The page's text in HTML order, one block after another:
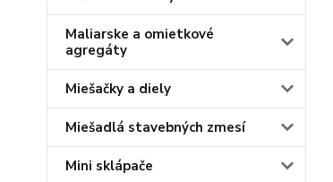
Maliarske a omietkové
agregáty
Miešačky a diely
Miešadlá stavebných zmesí
Mini sklápače